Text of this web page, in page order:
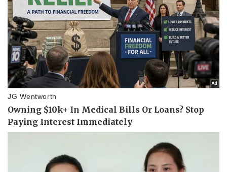
Pháp luật
Vụ án
Quân sự - Quốc phòng
Vũ khí
Phân tích